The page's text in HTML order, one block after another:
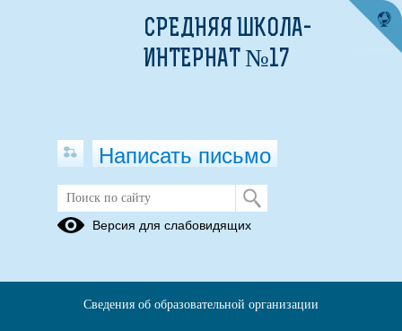
СРЕДНЯЯ ШКОЛА-
ИНТЕРНАТ №17
Написать письмо
Версия для слабовидящих
Сведения об образовательной организации